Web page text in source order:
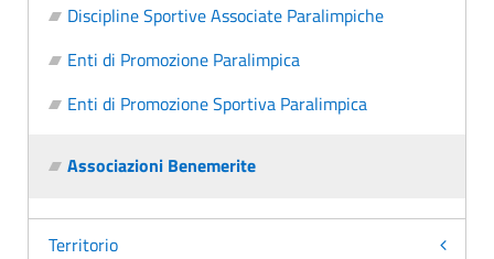
Discipline Sportive Associate Paralimpiche
Enti di Promozione Paralimpica
Enti di Promozione Sportiva Paralimpica
Associazioni Benemerite
Territorio